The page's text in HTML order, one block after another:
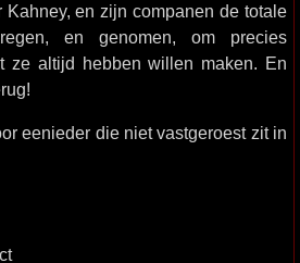
en zijn companen de totale
en genomen, om precies
ze altijd hebben willen maken. En
eenieder die niet vastgeroest zit in